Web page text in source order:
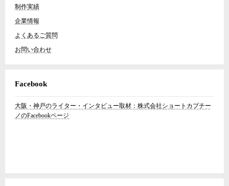
制作実績
企業情報
よくあるご質問
お問い合わせ
Facebook
大阪・神戸のライター・インタビュー取材：株式会社ショートカプチー
ノのFacebookページ